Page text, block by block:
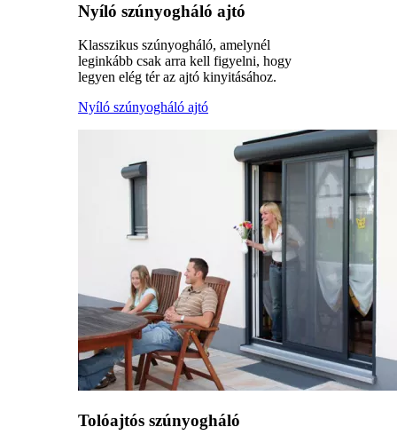
Nyíló szúnyogháló ajtó
Klasszikus szúnyogháló, amelynél
leginkább csak arra kell figyelni, hogy
legyen elég tér az ajtó kinyitásához.
Nyíló szúnyogháló ajtó
Tolóajtós szúnyogháló